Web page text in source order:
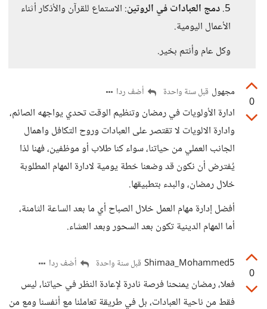
5. دمج العبادات في الروتين: الاستماع للقرآن والأذكار أثناء
الأعمال اليومية.
وكل عام وأنتم بخير.
0
مجهول قبل سنة واحدة أضف ردا
ادارة الأولويات في رمضان وتنظيم الوقت تحدي يواجهه الصائم،
وادارة الالويات لا تقتصر على العبادات وروح التكافل واهمال
الجانب العملي من حياتنا، سواء كنا طلاب أو موظفين، فهنا لذا
يُفترض أن نكون قد وضعنا خطة يومية لادارة المهام المطلوبة
خلال رمضان، والبدء بتطبيقها.
أفضل إدارة مهام العمل خلال الصباح أي ما بعد الساعة الثامنة،
أما المهام الدينية تكون بعد السحور وبعد العشاء.
0
Shimaa_Mohammed5 قبل سنة واحدة أضف ردا
فعلا، رمضان يمنحنا فرصة نادرة لإعادة النظر في حياتنا، ليس
فقط من ناحية العبادات، بل في طريقة تعاملنا مع أنفسنا ومع من